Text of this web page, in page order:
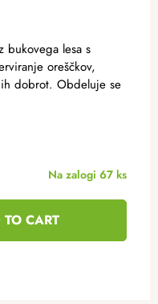
Na zalogi 67 ks
CART
bukovega lesa s
oreščkov,
dobrot. Obdeluje se